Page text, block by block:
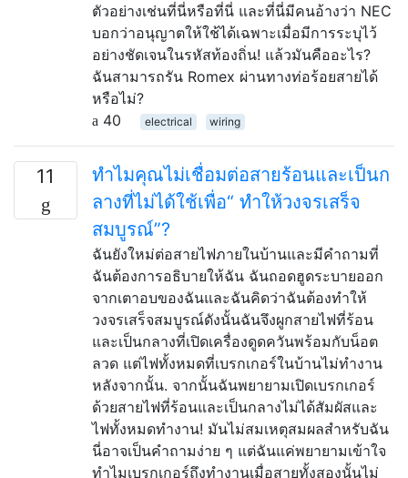
ตัวอย่างเช่นที่นี่หรือที่นี่ และที่นี่มีคนอ้างว่า NEC
บอกว่าอนุญาตให้ใช้ได้เฉพาะเมื่อมีการระบุไว้
อย่างชัดเจนในรหัสท้องถิ่น! แล้วมันคืออะไร?
ฉันสามารถรัน Romex ผ่านทางท่อร้อยสายได้
หรือไม่?
40
electrical wiring
11
ทำไมคุณไม่เชื่อมต่อสายร้อนและเป็นก
ลางที่ไม่ได้ใช้เพื่อ“ ทำให้วงจรเสร็จ
สมบูรณ์”?
ฉันยังใหม่ต่อสายไฟภายในบ้านและมีคำถามที่
ฉันต้องการอธิบายให้ฉัน ฉันถอดฮูดระบายออก
จากเตาอบของฉันและฉันคิดว่าฉันต้องทำให้
วงจรเสร็จสมบูรณ์ดังนั้นฉันจึงผูกสายไฟที่ร้อน
และเป็นกลางที่เปิดเครื่องดูดควันพร้อมกับน็อต
ลวด แต่ไฟทั้งหมดที่เบรกเกอร์ในบ้านไม่ทำงาน
หลังจากนั้น. จากนั้นฉันพยายามเปิดเบรกเกอร์
ด้วยสายไฟที่ร้อนและเป็นกลางไม่ได้สัมผัสและ
ไฟทั้งหมดทำงาน! มันไม่สมเหตุสมผลสำหรับฉัน
นี่อาจเป็นคำถามง่าย ๆ แต่ฉันแค่พยายามเข้าใจ
ทำไมเบรกเกอร์ถึงทำงานเมื่อสายทั้งสองนั้นไม่